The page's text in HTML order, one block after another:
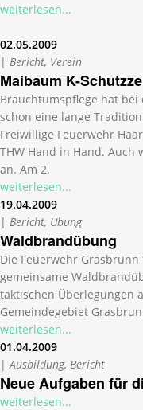
weiterlesen...
02.05.2009
| Bericht, Verein
Maibaum K-
Brauchtumspflege hat
schon eine lange
Freiwillige Feuerwehr
THW Hand in Hand.
an. Am 2.
weiterlesen...
19.04.2009
| Bericht, Übung
Waldbrandübung
Die Feuerwehr
gemeinsame
taktischen Überlegungen
Gemeindegebiet
weiterlesen...
01.04.2009
| Ausbildung, Bericht
Neue Aufgaben für
weiterlesen...